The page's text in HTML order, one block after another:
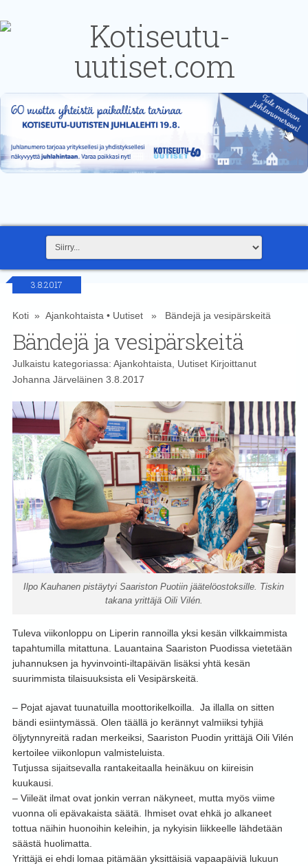
3.8.2017
Koti» Ajankohtaista• Uutiset» Bändejä ja vesipärskeitä
Bändejä ja vesipärskeitä
Julkaistu kategoriassa: Ajankohtaista, UutisetKirjoittanut
Johanna Järveläinen 3.8.2017
Ilpo Kauhanen pistäytyi Saariston Puotiin jäätelöostoksille. Tiskin
takana yrittäjä Oili Vilén.
Tuleva viikonloppu on Liperin rannoilla yksi kesän vilkkaimmista
tapahtumilla mitattuna. Lauantaina Saariston Puodissa vietetään
juhannuksen ja hyvinvointi-iltapäivän lisäksi yhtä kesän
suurimmista tilaisuuksista eli Vesipärskeitä.
– Pojat ajavat tuunatuilla moottorikelkoilla. Ja illalla on sitten
bändi esiintymässä. Olen täällä jo kerännyt valmiiksi tyhjiä
öljytynnyreitä radan merkeiksi, Saariston Puodin yrittäjä Oili Vilén
kertoilee viikonlopun valmisteluista.
Tutjussa sijaitsevalla rantakeitaalla heinäkuu on kiireisin
kuukausi.
– Viileät ilmat ovat jonkin verran näkyneet, mutta myös viime
vuonna oli epävakaista säätä. Ihmiset ovat ehkä jo alkaneet
tottua näihin huonoihin keleihin, ja nykyisin liikkeelle lähdetään
säästä huolimatta.
Yrittäjä ei ehdi lomaa pitämään yksittäisiä vapaapäiviä lukuun